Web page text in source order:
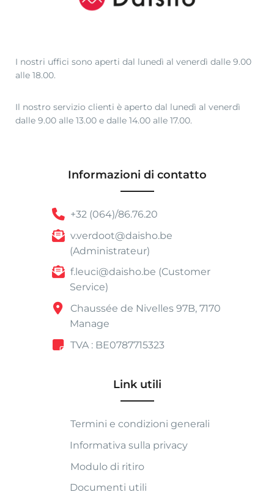
I nostri uffici sono aperti dal lunedì al venerdì dalle 9.00
alle 18.00.
Il nostro servizio clienti è aperto dal lunedì al venerdì
dalle 9.00 alle 13.00 e dalle 14.00 alle 17.00.
Informazioni di contatto
+32 (064)/86.76.20
v.verdoot@daisho.be
(Administrateur)
f.leuci@daisho.be (Customer
Service)
Chaussée de Nivelles 97B, 7170
Manage
TVA : BE0787715323
Link utili
Termini e condizioni generali
Informativa sulla privacy
Modulo di ritiro
Documenti utili